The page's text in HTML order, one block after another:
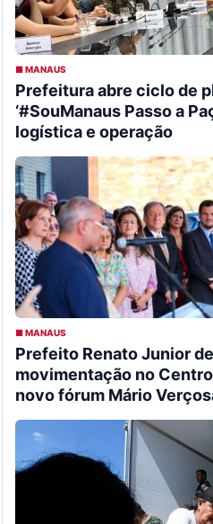
■ MANAUS
Prefeitura abre ciclo de
‘#SouManaus Passo a
logística e operação
■ MANAUS
Prefeito Renato Junior
movimentação no
novo fórum Mário